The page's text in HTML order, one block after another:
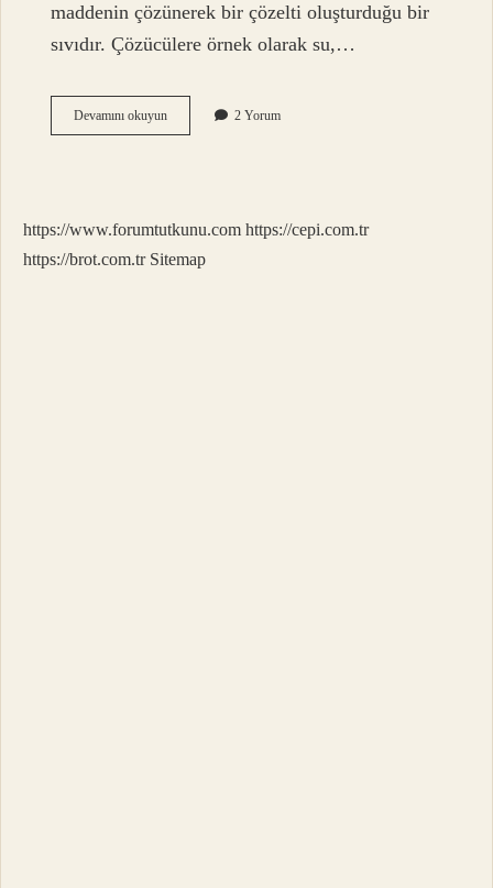
maddenin çözünerek bir çözelti oluşturduğu bir
sıvıdır. Çözücülere örnek olarak su,…
Devamını okuyunÇözücüler
Kimyasal
2 Yorum
https://www.forumtutkunu.com https://cepi.com.tr
https://brot.com.tr Sitemap